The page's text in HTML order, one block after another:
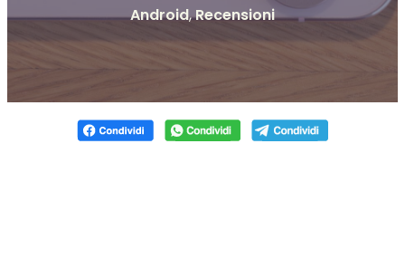
Android,Recensioni